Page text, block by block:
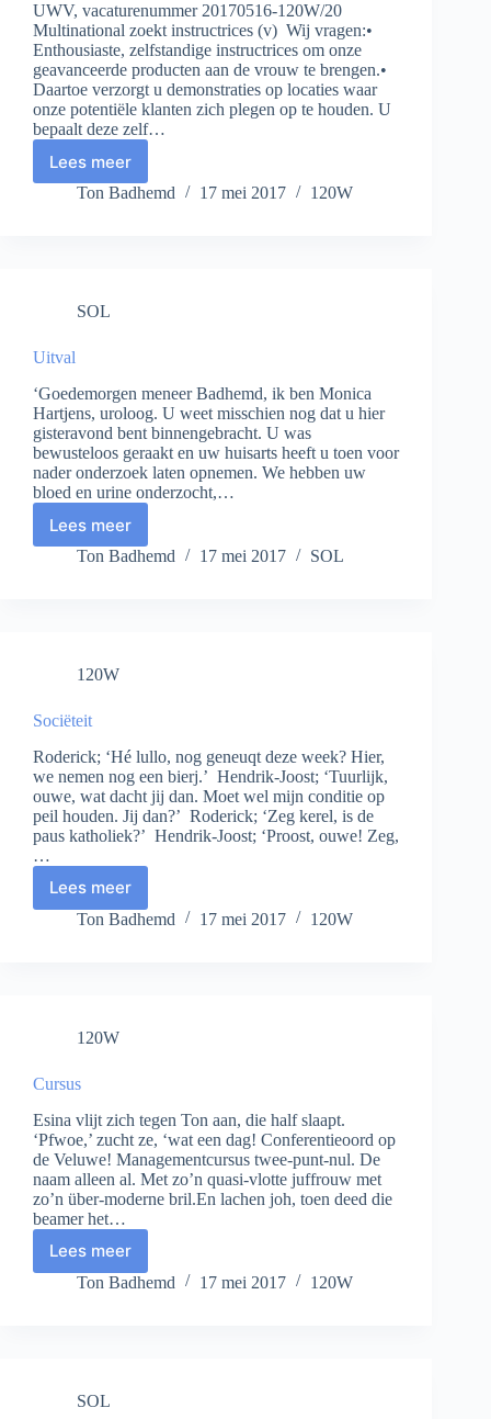
UWV, vacaturenummer 20170516-120W/20
Multinational zoekt instructrices (v) Wij vragen:•
Enthousiaste, zelfstandige instructrices om onze
geavanceerde producten aan de vrouw te brengen.•
Daartoe verzorgt u demonstraties op locaties waar
onze potentiële klanten zich plegen op te houden. U
bepaalt deze zelf…
Lees meer
Vacature
Ton Badhemd 17 mei 2017 120W
SOL
Uitval
‘Goedemorgen meneer Badhemd, ik ben Monica
Hartjens, uroloog. U weet misschien nog dat u hier
gisteravond bent binnengebracht. U was
bewusteloos geraakt en uw huisarts heeft u toen voor
nader onderzoek laten opnemen. We hebben uw
bloed en urine onderzocht,…
Lees meer
Uitval
Ton Badhemd 17 mei 2017 SOL
120W
Sociëteit
Roderick; ‘Hé lullo, nog geneuqt deze week? Hier,
we nemen nog een bierj.’ Hendrik-Joost; ‘Tuurlijk,
ouwe, wat dacht jij dan. Moet wel mijn conditie op
peil houden. Jij dan?’ Roderick; ‘Zeg kerel, is de
paus katholiek?’ Hendrik-Joost; ‘Proost, ouwe! Zeg,
…
Lees meer
Sociëteit
Ton Badhemd 17 mei 2017 120W
120W
Cursus
Esina vlijt zich tegen Ton aan, die half slaapt.
‘Pfwoe,’ zucht ze, ‘wat een dag! Conferentieoord op
de Veluwe! Managementcursus twee-punt-nul. De
naam alleen al. Met zo’n quasi-vlotte juffrouw met
zo’n über-moderne bril.En lachen joh, toen deed die
beamer het…
Lees meer
Cursus
Ton Badhemd 17 mei 2017 120W
SOL